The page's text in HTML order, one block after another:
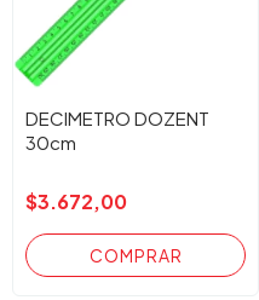
DECIMETRO DOZENT
30cm
$3.672,00